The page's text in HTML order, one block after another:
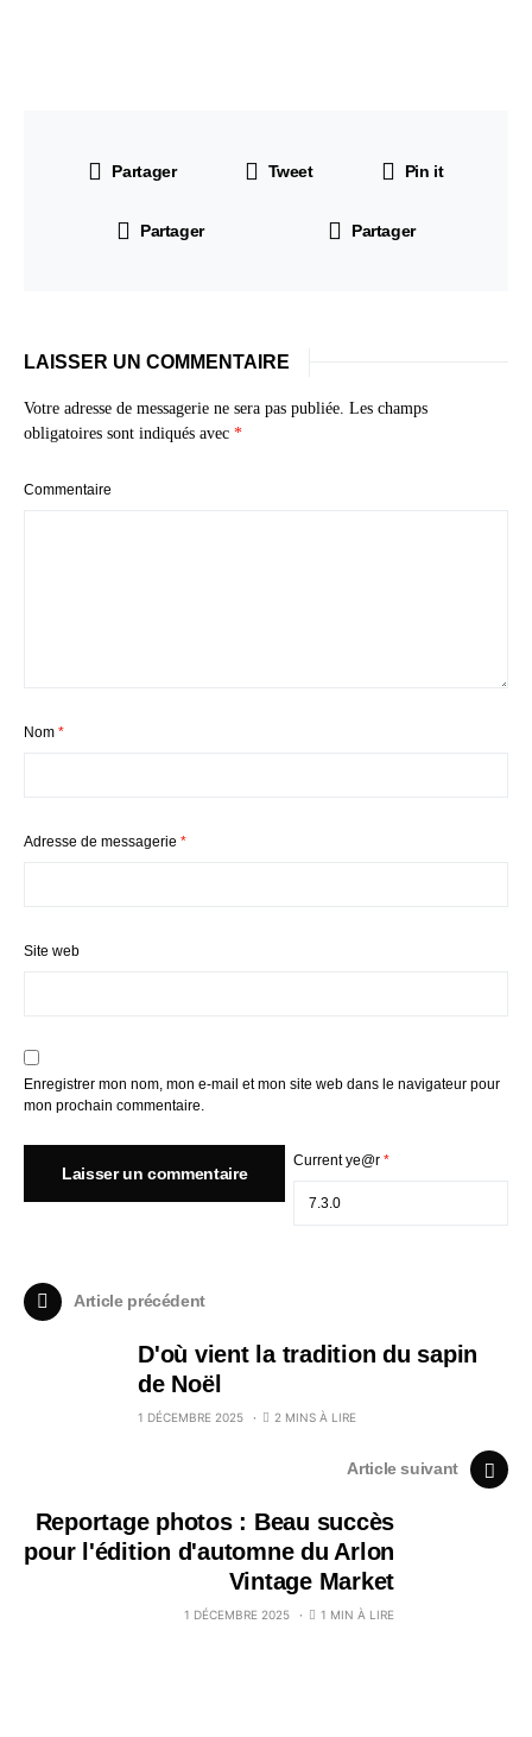
Partager Tweet Pin it
Partager Partager
LAISSER UN COMMENTAIRE
Votre adresse de messagerie ne sera pas publiée. Les champs
obligatoires sont indiqués avec *
Commentaire
Nom *
Adresse de messagerie *
Site web
Enregistrer mon nom, mon e-mail et mon site web dans le navigateur pour
mon prochain commentaire.
Current ye@r *
Article précédent
D'où vient la tradition du sapin
de Noël
1 DÉCEMBRE 2025 2 MINS À LIRE
Article suivant
Reportage photos : Beau succès
pour l'édition d'automne du Arlon
Vintage Market
1 DÉCEMBRE 2025 1 MIN À LIRE